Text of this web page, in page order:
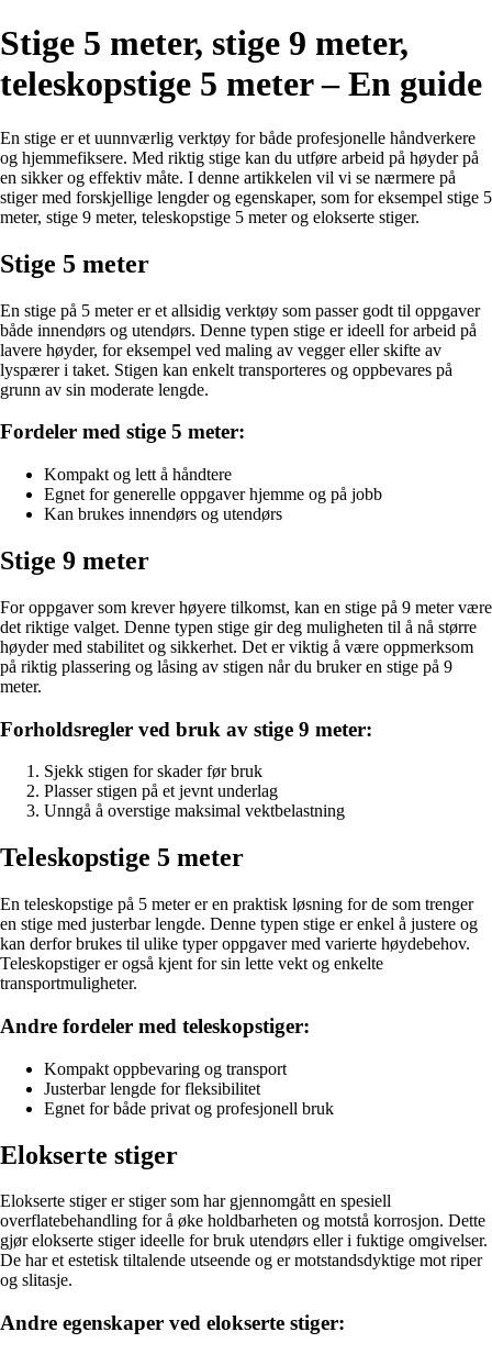
Stige 5 meter, stige 9 meter,
teleskopstige 5 meter – En guide
En stige er et uunnværlig verktøy for både profesjonelle håndverkere
og hjemmefiksere. Med riktig stige kan du utføre arbeid på høyder på
en sikker og effektiv måte. I denne artikkelen vil vi se nærmere på
stiger med forskjellige lengder og egenskaper, som for eksempel stige 5
meter, stige 9 meter, teleskopstige 5 meter og elokserte stiger.
Stige 5 meter
En stige på 5 meter er et allsidig verktøy som passer godt til oppgaver
både innendørs og utendørs. Denne typen stige er ideell for arbeid på
lavere høyder, for eksempel ved maling av vegger eller skifte av
lyspærer i taket. Stigen kan enkelt transporteres og oppbevares på
grunn av sin moderate lengde.
Fordeler med stige 5 meter:
Kompakt og lett å håndtere
Egnet for generelle oppgaver hjemme og på jobb
Kan brukes innendørs og utendørs
Stige 9 meter
For oppgaver som krever høyere tilkomst, kan en stige på 9 meter være
det riktige valget. Denne typen stige gir deg muligheten til å nå større
høyder med stabilitet og sikkerhet. Det er viktig å være oppmerksom
på riktig plassering og låsing av stigen når du bruker en stige på 9
meter.
Forholdsregler ved bruk av stige 9 meter:
Sjekk stigen for skader før bruk
Plasser stigen på et jevnt underlag
Unngå å overstige maksimal vektbelastning
Teleskopstige 5 meter
En teleskopstige på 5 meter er en praktisk løsning for de som trenger
en stige med justerbar lengde. Denne typen stige er enkel å justere og
kan derfor brukes til ulike typer oppgaver med varierte høydebehov.
Teleskopstiger er også kjent for sin lette vekt og enkelte
transportmuligheter.
Andre fordeler med teleskopstiger:
Kompakt oppbevaring og transport
Justerbar lengde for fleksibilitet
Egnet for både privat og profesjonell bruk
Elokserte stiger
Elokserte stiger er stiger som har gjennomgått en spesiell
overflatebehandling for å øke holdbarheten og motstå korrosjon. Dette
gjør elokserte stiger ideelle for bruk utendørs eller i fuktige omgivelser.
De har et estetisk tiltalende utseende og er motstandsdyktige mot riper
og slitasje.
Andre egenskaper ved elokserte stiger: